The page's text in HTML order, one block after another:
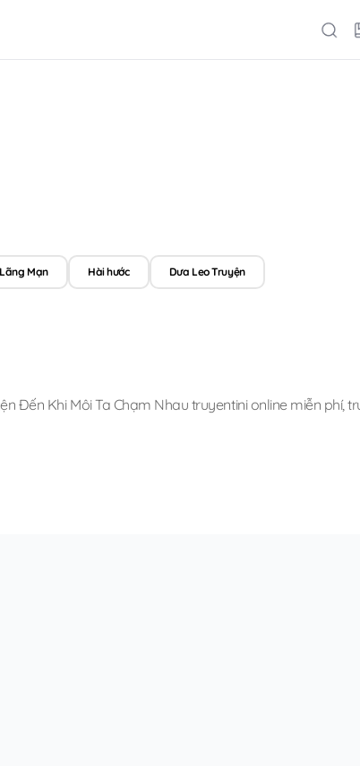
Lãng Mạn Hài hước Dưa Leo Truyện
Đến Khi Môi Ta Chạm Nhau truyentini online miễn phí,